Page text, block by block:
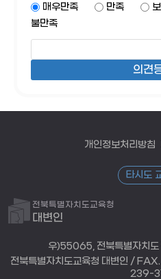
매우만족 만족
불만족
개인정보처리방침
타시도
전북특별자치도교육청
대변인
우)55065, 전북특별자치도
전북특별자치도교육청 대변인 /
239-